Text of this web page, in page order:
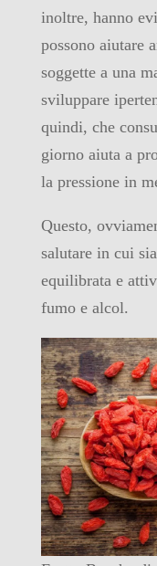
inoltre, hanno
possono aiutare
soggette a una
sviluppare
quindi, che
giorno aiuta a
la pressione in
Questo,
salutare in cui
equilibrata e
fumo e alcol.